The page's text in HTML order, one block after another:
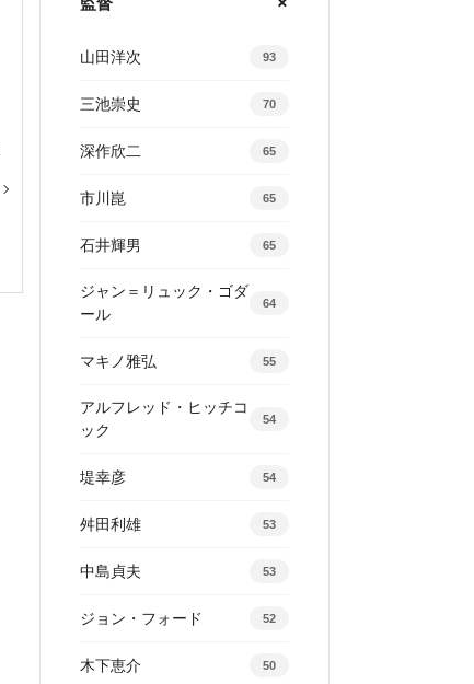
山田洋次 93
三池崇史 70
深作欣二 65
市川崑 65
石井輝男 65
ジャン＝リュック・ゴダ
ール
64
マキノ雅弘 55
アルフレッド・ヒッチコ
ック
54
堤幸彦 54
舛田利雄 53
中島貞夫 53
ジョン・フォード 52
木下恵介 50